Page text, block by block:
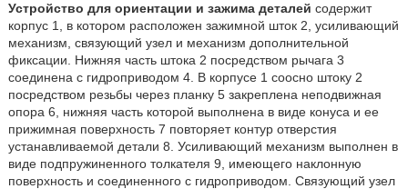
Устройство для ориентации и зажима деталей содержит
корпус 1, в котором расположен зажимной шток 2, усиливающий
механизм, связующий узел и механизм дополнительной
фиксации. Нижняя часть штока 2 посредством рычага 3
соединена с гидроприводом 4. В корпусе 1 соосно штоку 2
посредством резьбы через планку 5 закреплена неподвижная
опора 6, нижняя часть которой выполнена в виде конуса и ее
прижимная поверхность 7 повторяет контур отверстия
устанавливаемой детали 8. Усиливающий механизм выполнен в
виде подпружиненного толкателя 9, имеющего наклонную
поверхность и соединенного с гидроприводом. Связующий узел